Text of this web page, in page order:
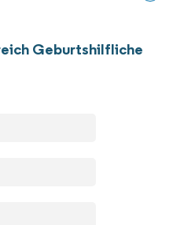
Geburtshilfliche